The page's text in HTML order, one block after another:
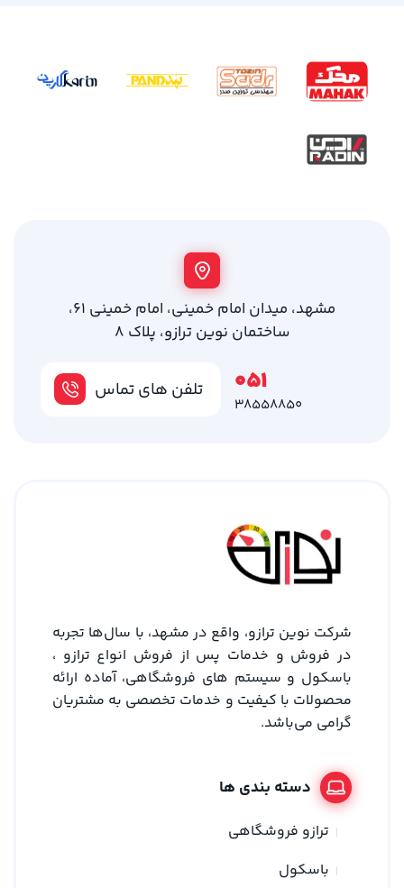
مشهد، میدان امام خمینی، امام خمینی 61،
ساختمان نوین ترازو، پلاک 8
تلفن های تماس 051
38558850
شرکت نوین ترازو، واقع در مشهد، با سال‌ها تجربه
در فروش و خدمات پس از فروش انواع ترازو ،
باسکول و سیستم های فروشگاهی، آماده ارائه
محصولات با کیفیت و خدمات تخصصی به مشتریان
گرامی می‌باشد.
دسته بندی ها
ترازو فروشگاهی
باسکول